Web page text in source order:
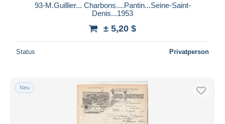
93-M.Guillier... Charbons....Pantin...Seine-Saint-
Denis...1953
± 5,20 $
Status Privatperson
Neu